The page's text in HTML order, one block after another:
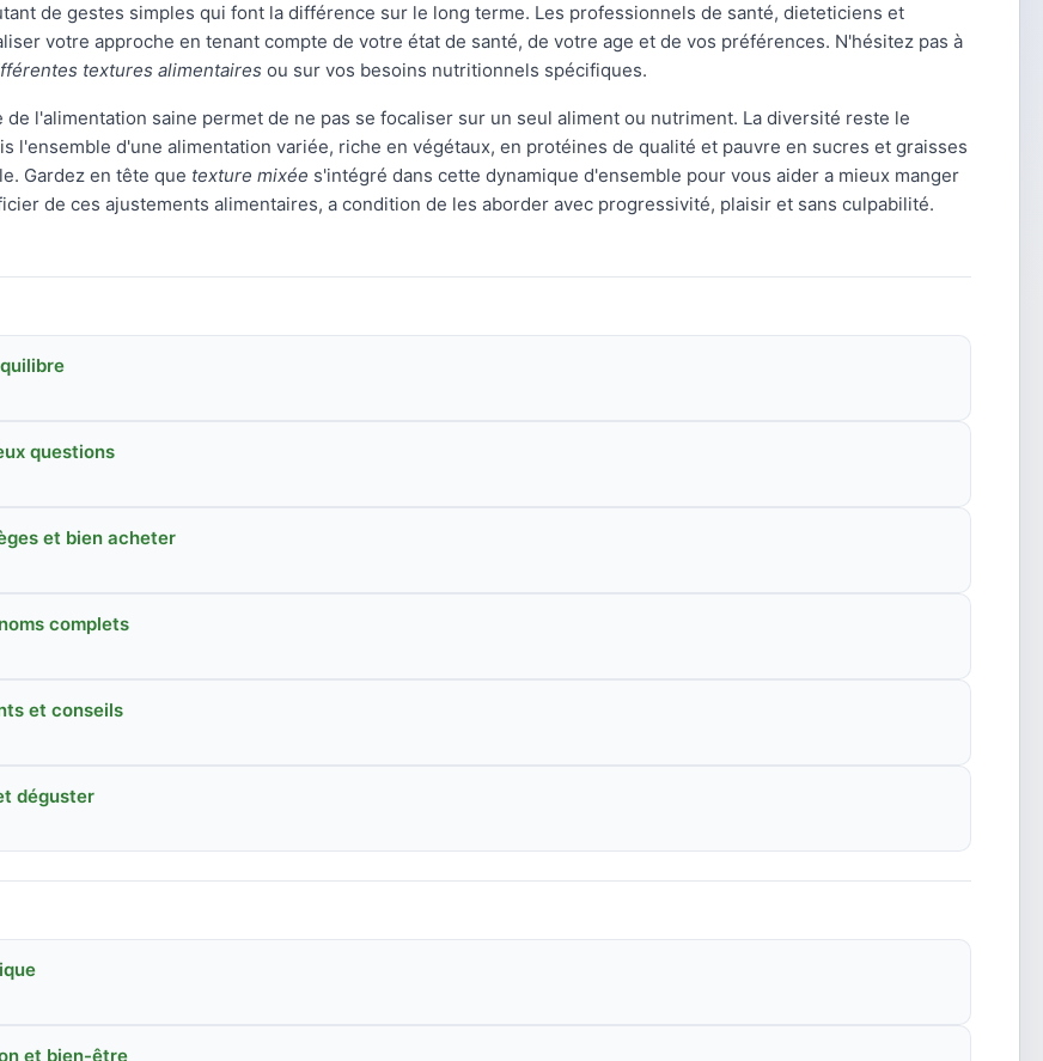
de gestes simples qui font la différence sur le long terme. Les professionnels de santé, dieteticiens et
votre approche en tenant compte de votre état de santé, de votre age et de vos préférences. N'hésitez pas à
textures alimentaires ou sur vos besoins nutritionnels spécifiques.
l'alimentation saine permet de ne pas se focaliser sur un seul aliment ou nutriment. La diversité reste le
l'ensemble d'une alimentation variée, riche en végétaux, en protéines de qualité et pauvre en sucres et graisses
Gardez en tête que texture mixée s'intégré dans cette dynamique d'ensemble pour vous aider a mieux manger
de ces ajustements alimentaires, a condition de les aborder avec progressivité, plaisir et sans culpabilité.
questions
et bien acheter
complets
et conseils
déguster
et bien-être